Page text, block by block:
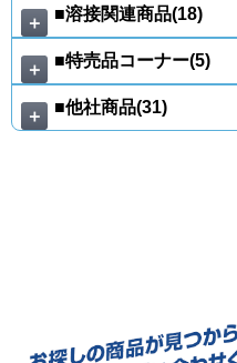
＋ ■溶接関連商品(18)
＋ ■特売品コーナー(5)
＋ ■他社商品(31)